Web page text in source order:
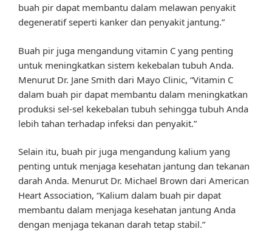
buah pir dapat membantu dalam melawan penyakit
degeneratif seperti kanker dan penyakit jantung.”
Buah pir juga mengandung vitamin C yang penting
untuk meningkatkan sistem kekebalan tubuh Anda.
Menurut Dr. Jane Smith dari Mayo Clinic, “Vitamin C
dalam buah pir dapat membantu dalam meningkatkan
produksi sel-sel kekebalan tubuh sehingga tubuh Anda
lebih tahan terhadap infeksi dan penyakit.”
Selain itu, buah pir juga mengandung kalium yang
penting untuk menjaga kesehatan jantung dan tekanan
darah Anda. Menurut Dr. Michael Brown dari American
Heart Association, “Kalium dalam buah pir dapat
membantu dalam menjaga kesehatan jantung Anda
dengan menjaga tekanan darah tetap stabil.”